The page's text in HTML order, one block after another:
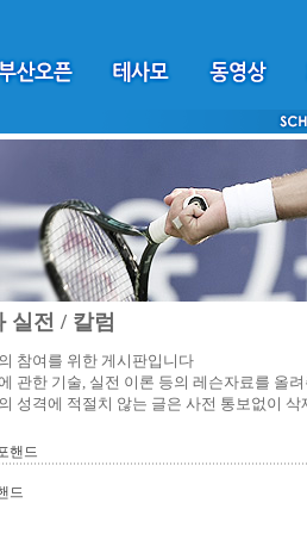
실전 / 칼럼
참여를 위한 게시판입니다
관한 기술, 실전 이론 등의 레슨자료를 올
성격에 적절치 않는 글은 사전 통보없이 삭
핸드
드